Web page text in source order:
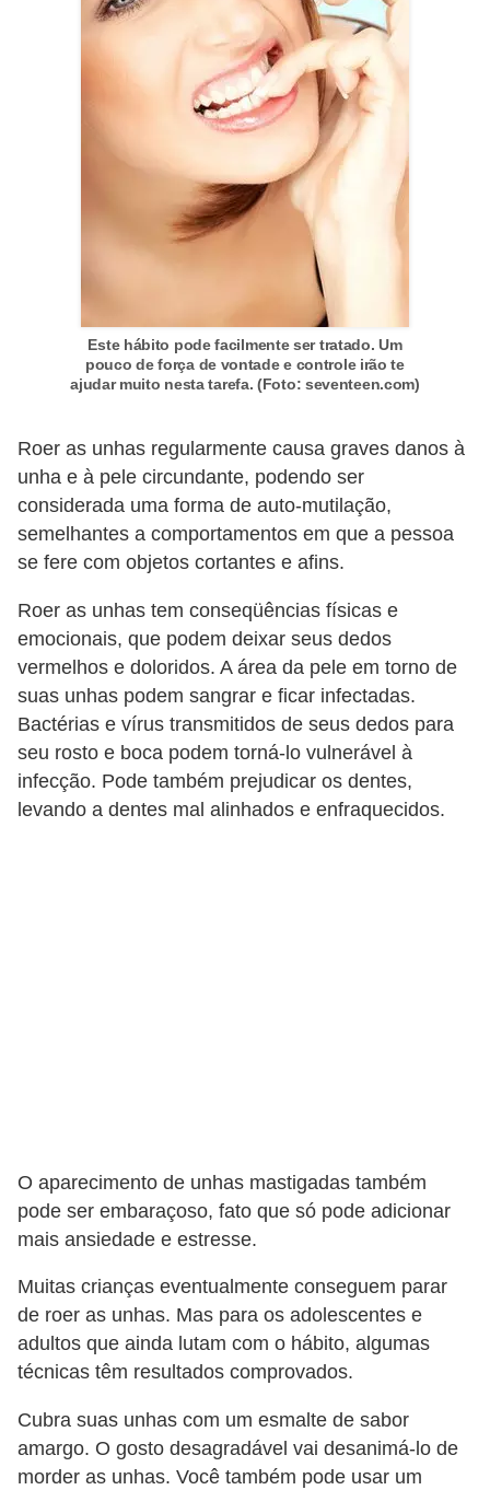
Este hábito pode facilmente ser tratado. Um
pouco de força de vontade e controle irão te
ajudar muito nesta tarefa. (Foto: seventeen.com)
Roer as unhas regularmente causa graves danos à
unha e à pele circundante, podendo ser
considerada uma forma de auto-mutilação,
semelhantes a comportamentos em que a pessoa
se fere com objetos cortantes e afins.
Roer as unhas tem conseqüências físicas e
emocionais, que podem deixar seus dedos
vermelhos e doloridos. A área da pele em torno de
suas unhas podem sangrar e ficar infectadas.
Bactérias e vírus transmitidos de seus dedos para
seu rosto e boca podem torná-lo vulnerável à
infecção. Pode também prejudicar os dentes,
levando a dentes mal alinhados e enfraquecidos.
O aparecimento de unhas mastigadas também
pode ser embaraçoso, fato que só pode adicionar
mais ansiedade e estresse.
Muitas crianças eventualmente conseguem parar
de roer as unhas. Mas para os adolescentes e
adultos que ainda lutam com o hábito, algumas
técnicas têm resultados comprovados.
Cubra suas unhas com um esmalte de sabor
amargo. O gosto desagradável vai desanimá-lo de
morder as unhas. Você também pode usar um